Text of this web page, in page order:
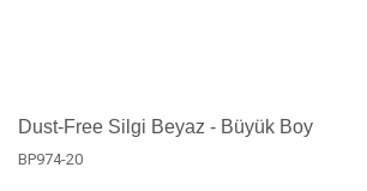
Dust-Free Silgi Beyaz - Büyük Boy
BP974-20